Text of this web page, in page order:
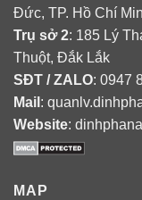
Đức, TP. Hồ Chí
Trụ sở 2: 185 Lý
Thuột, Đắk Lắk
SĐT / ZALO: 0947
Mail :
Website:
MAP